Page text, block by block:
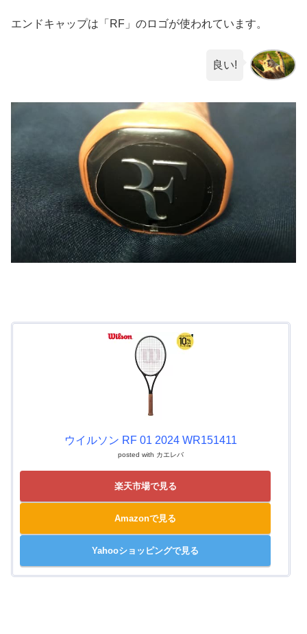
エンドキャップは「RF」のロゴが使われています。
良い!
ウイルソン RF 01 2024 WR151411
posted with カエレバ
楽天市場で見る
Amazonで見る
Yahooショッピングで見る